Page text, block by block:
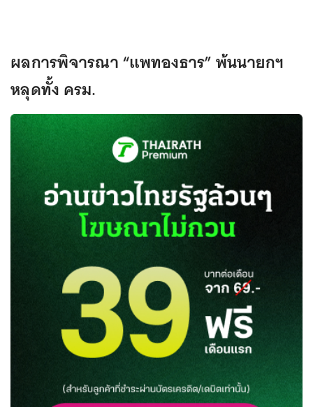
ผลการพิจารณา “แพทองธาร” พ้นนายกฯ
หลุดทั้ง ครม.